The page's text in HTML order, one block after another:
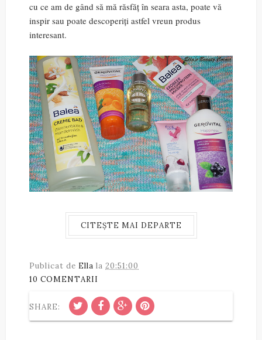
cu ce am de gând să mă răsfăț în seara asta, poate vă
inspir sau poate descoperiți astfel vreun produs
interesant.
CITEȘTE MAI DEPARTE
Publicat de Ella la 20:51:00
10 COMENTARII
SHARE: